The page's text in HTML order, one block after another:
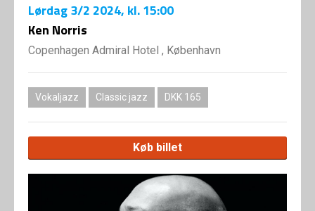
SHOP
Lørdag3/2 2024, kl. 15:00
Ken Norris
Copenhagen Admiral Hotel , København
Vokaljazz Classic jazz DKK 165
Køb billet